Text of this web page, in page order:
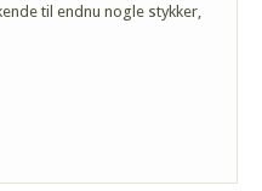
til endnu nogle stykker,